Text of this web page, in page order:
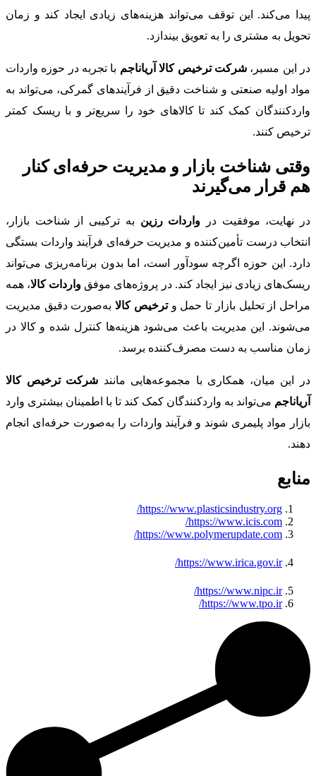
پیدا می‌کند. این توقف می‌تواند هزینه‌های زیادی ایجاد کند و زمان
تحویل به مشتری را به تعویق بیندازد.
در این مسیر،شرکت ترخیص کالا آریاناجم با تجربه در حوزه واردات
مواد اولیه صنعتی و شناخت دقیق از فرآیندهای گمرکی، می‌تواند به
واردکنندگان کمک کند تا کالاهای خود را سریع‌تر و با ریسک کمتر
ترخیص کنند.
وقتی شناخت بازار و مدیریت حرفه‌ای کنار
هم قرار می‌گیرند
در نهایت، موفقیت در واردات رزین به ترکیبی از شناخت بازار،
انتخاب درست تأمین‌کننده و مدیریت حرفه‌ای فرآیند واردات بستگی
دارد. این حوزه اگرچه سودآور است، اما بدون برنامه‌ریزی می‌تواند
ریسک‌های زیادی نیز ایجاد کند. در پروژه‌های موفق واردات کالا، همه
مراحل از تحلیل بازار تا حمل وترخیص کالابه‌صورت دقیق مدیریت
می‌شوند. این مدیریت باعث می‌شود هزینه‌ها کنترل شده و کالا در
زمان مناسب به دست مصرف‌کننده برسد.
در این میان، همکاری با مجموعه‌هایی مانند شرکت ترخیص کالا
آریاناجم می‌تواند به واردکنندگان کمک کند تا با اطمینان بیشتری وارد
بازار مواد پلیمری شوند و فرآیند واردات را به‌صورت حرفه‌ای انجام
دهند.
منابع
https://www.plasticsindustry.org/
https://www.icis.com/
https://www.polymerupdate.com/
https://www.irica.gov.ir/
https://www.nipc.ir/
https://www.tpo.ir/